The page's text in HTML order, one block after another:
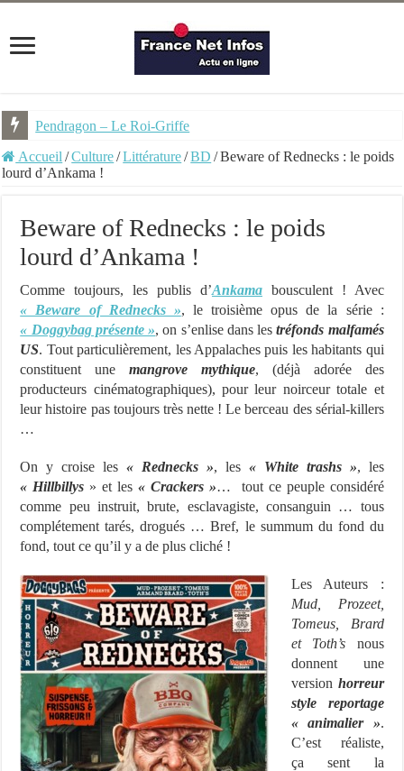
Pendragon – Le Roi-Griffe
La dernière sorcière – Ed. Hauteville
Accueil /Culture/Littérature/BD /Beware of Rednecks : le poids
lourd d’Ankama !
Beware of Rednecks : le poids
lourd d’Ankama !
Comme toujours, les publis d’Ankamabousculent ! Avec
« Beware of Rednecks », le troisième opus de la série :
« Doggybag présente », on s’enlise dans lestréfonds malfamés
US. Tout particulièrement, les Appalaches puis les habitants qui
constituent unemangrove mythique, (déjà adorée des
producteurs cinématographiques), pour leur noirceur totale et
leur histoire pas toujours très nette ! Le berceau des sérial-killers
…
On y croise les« Rednecks », les « White trashs », les
« Hillbillys » et les« Crackers »… tout ce peuple considéré
comme peu instruit, brute, esclavagiste, consanguin … tous
complétement tarés, drogués … Bref, le summum du fond du
fond, tout ce qu’il y a de plus cliché !
Les Auteurs :
Mud, Prozeet,
Tomeus, Brard
et Toth’s nous
donnent une
version horreur
style reportage
« animalier ».
C’est réaliste,
ça sent la